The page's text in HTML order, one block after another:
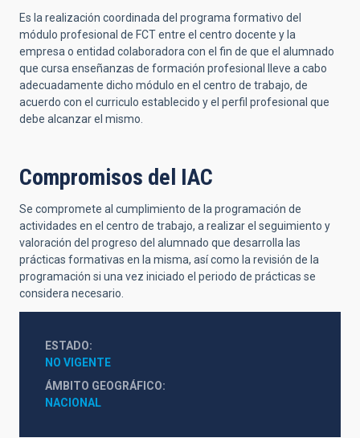
Es la realización coordinada del programa formativo del
módulo profesional de FCT entre el centro docente y la
empresa o entidad colaboradora con el fin de que el alumnado
que cursa enseñanzas de formación profesional lleve a cabo
adecuadamente dicho módulo en el centro de trabajo, de
acuerdo con el curriculo establecido y el perfil profesional que
debe alcanzar el mismo.
Compromisos del IAC
Se compromete al cumplimiento de la programación de
actividades en el centro de trabajo, a realizar el seguimiento y
valoración del progreso del alumnado que desarrolla las
prácticas formativas en la misma, así como la revisión de la
programación si una vez iniciado el periodo de prácticas se
considera necesario.
ESTADO
NO VIGENTE
ÁMBITO GEOGRÁFICO
NACIONAL